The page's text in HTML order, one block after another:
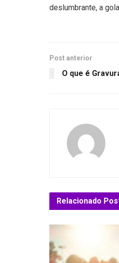
deslumbrante, a
Post anterior
O que é
Relacionado